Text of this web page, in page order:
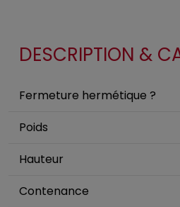
DESCRIPTION &
Fermeture hermétique ?
Poids
Hauteur
Contenance